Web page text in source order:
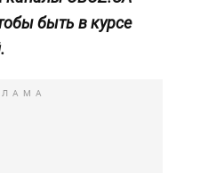
быть в курсе